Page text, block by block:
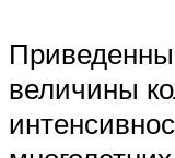
величины